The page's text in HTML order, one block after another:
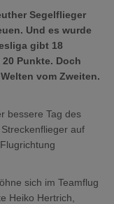
Segelflieger
Und es wurde
gibt 18
Punkte. Doch
vom Zweiten.
bessere Tag des
auf
sich im Teamflug
Heiko Hertrich,